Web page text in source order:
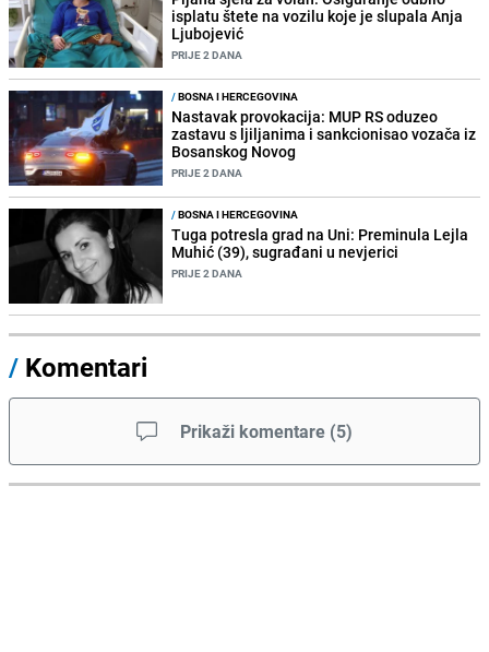
isplatu štete na vozilu koje je slupala Anja
Ljubojević
PRIJE 2 DANA
/BOSNA I HERCEGOVINA
Nastavak provokacija: MUP RS oduzeo
zastavu s ljiljanima i sankcionisao vozača iz
Bosanskog Novog
PRIJE 2 DANA
/BOSNA I HERCEGOVINA
Tuga potresla grad na Uni: Preminula Lejla
Muhić (39), sugrađani u nevjerici
PRIJE 2 DANA
/ Komentari
Prikaži komentare (5)